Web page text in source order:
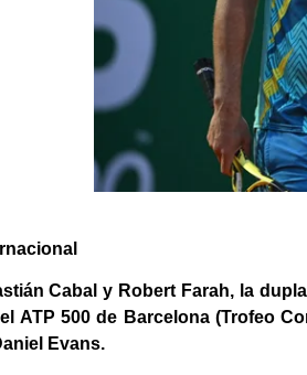
Cabal y Robert Farah, la
ATP 500 de Barcelona (Trofeo
Evans.